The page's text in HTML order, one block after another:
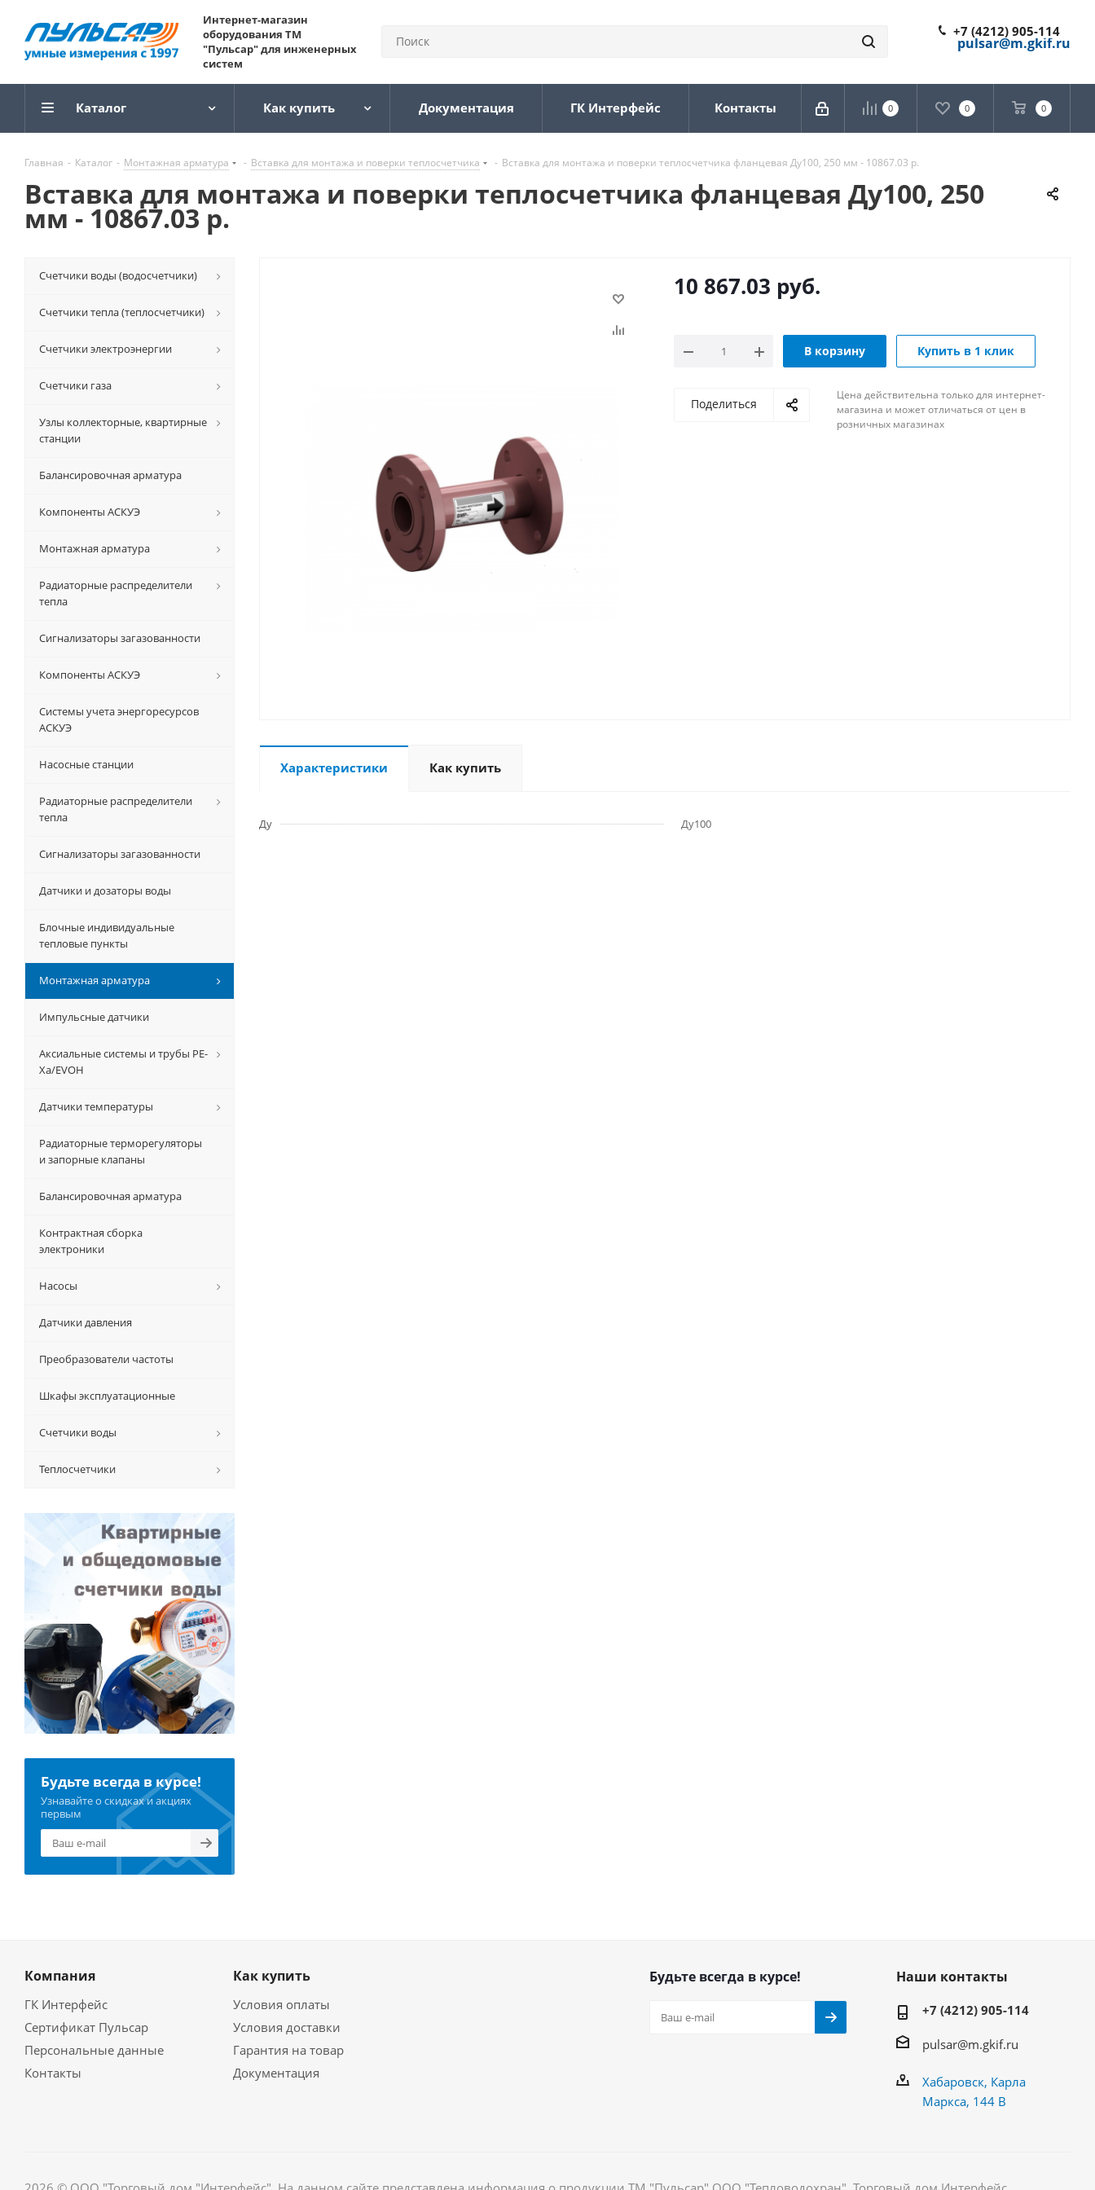
Интернет-магазин
оборудования ТМ
"Пульсар" для инженерных
систем
+7 (4212) 905-114
pulsar@m.gkif.ru
0 0 0
Каталог Как купить Документация ГК Интерфейс Контакты
Главная - Каталог - Монтажная арматура - Вставка для монтажа и поверки теплосчетчика - Вставка для монтажа и поверки теплосчетчика фланцевая Ду100, 250 мм - 10867.03 р.
Вставка для монтажа и поверки теплосчетчика фланцевая Ду100, 250
мм - 10867.03 р.
10 867.03 руб.
В корзину Купить в 1 клик
Поделиться
Цена действительна только для интернет-
магазина и может отличаться от цен в
розничных магазинах
Характеристики Как купить
Ду Ду100
Счетчики воды (водосчетчики)
Счетчики тепла (теплосчетчики)
Счетчики электроэнергии
Счетчики газа
Узлы коллекторные, квартирные
станции
Балансировочная арматура
Компоненты АСКУЭ
Монтажная арматура
Радиаторные распределители
тепла
Сигнализаторы загазованности
Компоненты АСКУЭ
Системы учета энергоресурсов
АСКУЭ
Насосные станции
Радиаторные распределители
тепла
Сигнализаторы загазованности
Датчики и дозаторы воды
Блочные индивидуальные
тепловые пункты
Монтажная арматура
Импульсные датчики
Аксиальные системы и трубы РЕ-
Ха/EVOH
Датчики температуры
Радиаторные терморегуляторы
и запорные клапаны
Балансировочная арматура
Контрактная сборка
электроники
Насосы
Датчики давления
Преобразователи частоты
Шкафы эксплуатационные
Счетчики воды
Теплосчетчики
Будьте всегда в курсе!
Узнавайте о скидках и акциях
первым
Компания
ГК Интерфейс
Сертификат Пульсар
Персональные данные
Контакты
Как купить
Условия оплаты
Условия доставки
Гарантия на товар
Документация
Будьте всегда в курсе! Наши контакты
+7 (4212) 905-114
pulsar@m.gkif.ru
Хабаровск, Карла
Маркса, 144 В